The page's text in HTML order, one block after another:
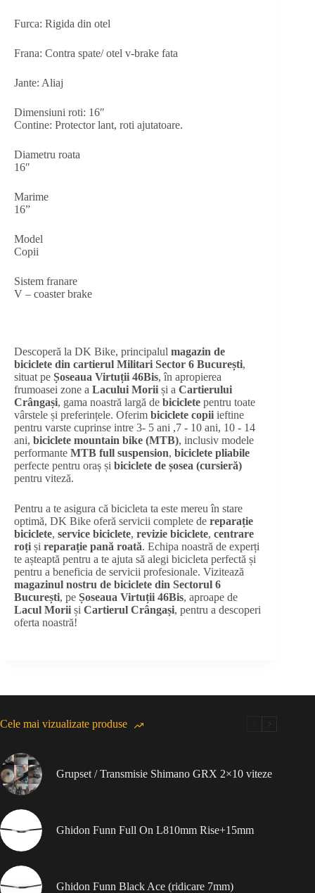
Furca: Rigida din otel
Frana: Contra spate/ otel v-brake fata
Jante: Aliaj
Dimensiuni roti: 16″
Contine: Protector lant, roti ajutatoare.
Diametru roata
16″
Marime
16”
Model
Copii
Sistem franare
V – coaster brake
Descoperă la DK Bike, principalul magazin de
biciclete din cartierul Militari Sector 6 București,
situat pe Șoseaua Virtuții 46Bis, în apropierea
frumoasei zone a Lacului Morii și a Cartierului
Crângași, gama noastră largă de biciclete pentru toate
vârstele și preferințele. Oferim biciclete copii ieftine
pentru varste cuprinse intre 3- 5 ani ,7 - 10 ani, 10 - 14
ani, biciclete mountain bike (MTB), inclusiv modele
performante MTB full suspension, biciclete pliabile
perfecte pentru oraș și biciclete de șosea (cursieră)
pentru viteză.
Pentru a te asigura că bicicleta ta este mereu în stare
optimă, DK Bike oferă servicii complete de reparație
biciclete, service biciclete, revizie biciclete, centrare
roți și reparație pană roată. Echipa noastră de experți
te așteaptă pentru a te ajuta să alegi bicicleta perfectă și
pentru a beneficia de servicii profesionale. Vizitează
magazinul nostru de biciclete din Sectorul 6
București, pe Șoseaua Virtuții 46Bis, aproape de
Lacul Morii și Cartierul Crângași, pentru a descoperi
oferta noastră!
Cele mai vizualizate produse
Grupset / Transmisie Shimano GRX 2×10 viteze
Ghidon Funn Full On L810mm Rise+15mm
Ghidon Funn Black Ace (ridicare 7mm)